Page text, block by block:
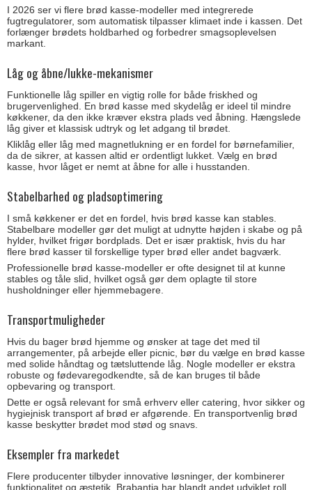
I 2026 ser vi flere brød kasse-modeller med integrerede
fugtregulatorer, som automatisk tilpasser klimaet inde i kassen. Det
forlænger brødets holdbarhed og forbedrer smagsoplevelsen
markant.
Låg og åbne/lukke-mekanismer
Funktionelle låg spiller en vigtig rolle for både friskhed og
brugervenlighed. En brød kasse med skydelåg er ideel til mindre
køkkener, da den ikke kræver ekstra plads ved åbning. Hængslede
låg giver et klassisk udtryk og let adgang til brødet.
Kliklåg eller låg med magnetlukning er en fordel for børnefamilier,
da de sikrer, at kassen altid er ordentligt lukket. Vælg en brød
kasse, hvor låget er nemt at åbne for alle i husstanden.
Stabelbarhed og pladsoptimering
I små køkkener er det en fordel, hvis brød kasse kan stables.
Stabelbare modeller gør det muligt at udnytte højden i skabe og på
hylder, hvilket frigør bordplads. Det er især praktisk, hvis du har
flere brød kasser til forskellige typer brød eller andet bagværk.
Professionelle brød kasse-modeller er ofte designet til at kunne
stables og tåle slid, hvilket også gør dem oplagte til store
husholdninger eller hjemmebagere.
Transportmuligheder
Hvis du bager brød hjemme og ønsker at tage det med til
arrangementer, på arbejde eller picnic, bør du vælge en brød kasse
med solide håndtag og tætsluttende låg. Nogle modeller er ekstra
robuste og fødevaregodkendte, så de kan bruges til både
opbevaring og transport.
Dette er også relevant for små erhverv eller catering, hvor sikker og
hygiejnisk transport af brød er afgørende. En transportvenlig brød
kasse beskytter brødet mod stød og snavs.
Eksempler fra markedet
Flere producenter tilbyder innovative løsninger, der kombinerer
funktionalitet og æstetik. Brabantia har blandt andet udviklet roll